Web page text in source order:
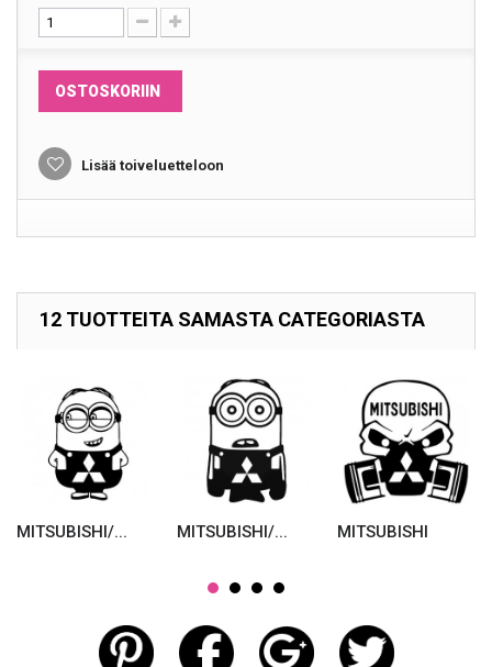
OSTOSKORIIN
Lisää toiveluetteloon
12 TUOTTEITA SAMASTA CATEGORIASTA
MITSUBISHI/... MITSUBISHI/... MITSUBISHI